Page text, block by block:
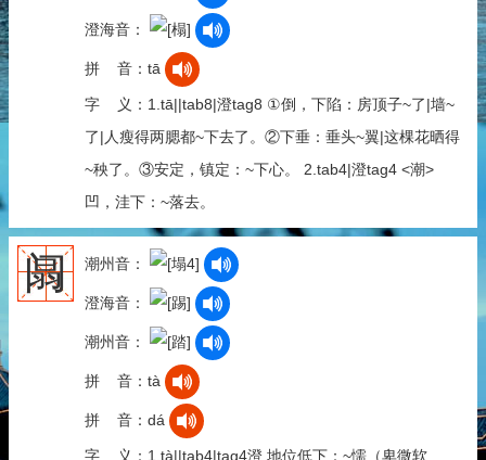
澄海音：
拼 音：tā
字 义：1.tā||tab8|澄tag8 ①倒，下陷：房顶子~了|墙~
了|人瘦得两腮都~下去了。②下垂：垂头~翼|这棵花晒得
~秧了。③安定，镇定：~下心。 2.tab4|澄tag4 <潮>
凹，洼下：~落去。
阘 潮州音：
澄海音：
潮州音：
拼 音：tà
拼 音：dá
字 义：1.tà||tab4|tag4澄 地位低下：~懦（卑微软